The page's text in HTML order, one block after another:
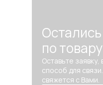
по
Оставьте
способ для
свяжется с Вами.